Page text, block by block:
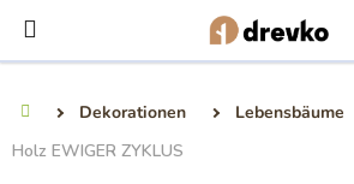
Inhalt
springen
Dekorationen Lebensbäume
Holz EWIGER ZYKLUS